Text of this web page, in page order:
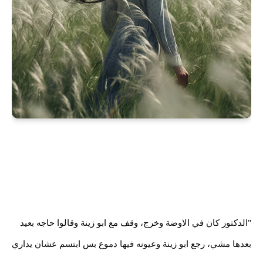
"الدكتور كان في الاوضة وخرج، وقف مع ابو زينة وقالوا حاجه بعيد
بعدها مشي، رجع ابو زينة وعيونه فيها دموع بس ابتسم عشان يداري